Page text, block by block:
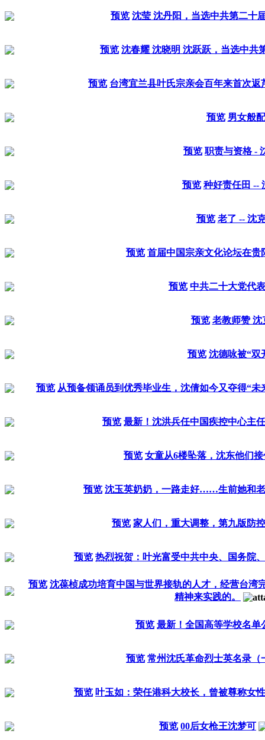
预览 沈莹 沈丹阳，当选中共第二十
预览 沈春耀 沈晓明 沈跃跃，当选中共
预览 台湾宜兰县叶氏宗亲会百年来首次返
预览 男女般配
预览 职责与资格 -
预览 种好责任田 --
预览 老了 -- 沈
预览 首届中国宗亲文化论坛在贵
预览 中共二十大党代
预览 老教师赞 沈
预览 沈德咏被“双
预览 从预备领诵员到优秀毕业生，沈倩如今又夺得“
预览 最新！沈洪兵任中国疾控中心主
预览 女童从6楼坠落，沈东他们
预览 沈玉英奶奶，一路走好……生前她和
预览 家人们，重大调整，第九版防
预览 热烈祝贺：叶光富受中共中央、国务院
预览 沈葆桢成功培育中国与世界接轨的人才，经营台湾
精神来实践的。
预览 最新！全国高等学校名单
预览 常州沈氏革命烈士英名录（
预览 叶玉如：荣任港科大校长，曾被尊称女
预览 00后女枪王沈梦可